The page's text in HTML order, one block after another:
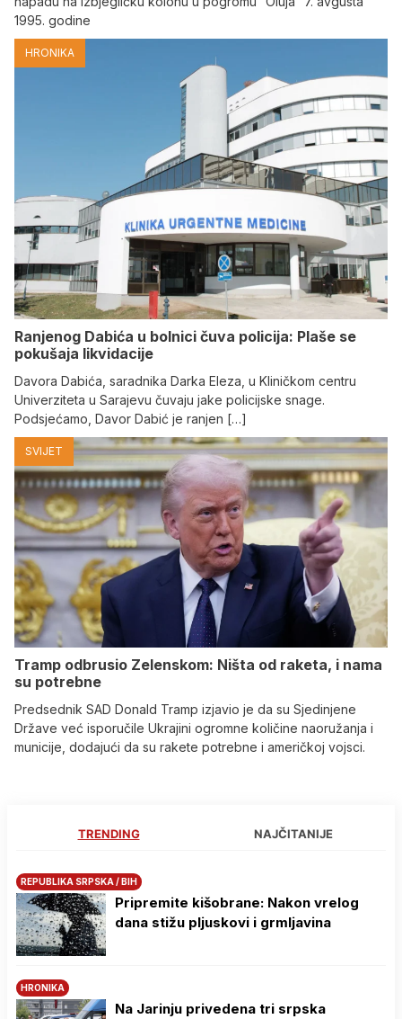
1995. godine
HRONIKA
Ranjenog Dabića u bolnici čuva policija: Plaše se
pokušaja likvidacije
Davora Dabića, saradnika Darka Eleza, u Kliničkom centru
Univerziteta u Sarajevu čuvaju jake policijske snage.
Podsjećamo, Davor Dabić je ranjen […]
SVIJET
Tramp odbrusio Zelenskom: Ništa od raketa, i nama
su potrebne
Predsednik SAD Donald Tramp izjavio je da su Sjedinjene
Države već isporučile Ukrajini ogromne količine naoružanja i
municije, dodajući da su rakete potrebne i američkoj vojsci.
TRENDING NAJČITANIJE
REPUBLIKA SRPSKA / BIH
Pripremite kišobrane: Nakon vrelog
dana stižu pljuskovi i grmljavina
HRONIKA
Na Јarinju privedena tri srpska